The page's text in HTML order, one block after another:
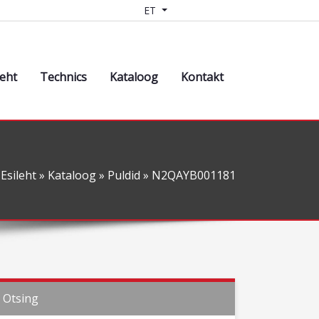
ET
Technics Kataloog Kontakt
Esileht» Kataloog» Puldid » N2QAYB001181
Otsing